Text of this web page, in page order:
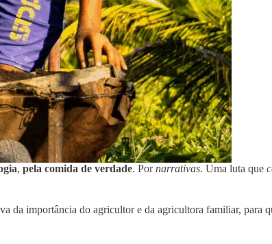
, pela comida de verdade. Pornarrativas. Uma luta que
da importância do agricultor e da agricultora familiar, para